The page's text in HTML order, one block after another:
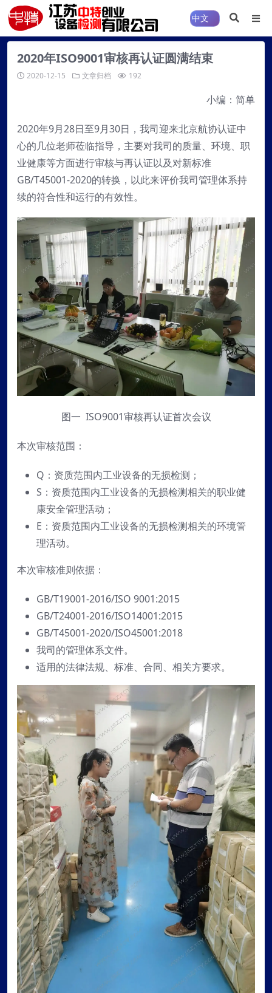
2020年ISO9001审核再认证圆满结束
2020-12-15 文章归档 192
小编：简单
2020年9月28日至9月30日，我司迎来北京航协认证中
心的几位老师莅临指导，主要对我司的质量、环境、职
业健康等方面进行审核与再认证以及对新标准
GB/T45001-2020的转换，以此来评价我司管理体系持
续的符合性和运行的有效性。
图一 ISO9001审核再认证首次会议
本次审核范围：
Q：资质范围内工业设备的无损检测；
S：资质范围内工业设备的无损检测相关的职业健
康安全管理活动；
E：资质范围内工业设备的无损检测相关的环境管
理活动。
本次审核准则依据：
GB/T19001-2016/ISO 9001:2015
GB/T24001-2016/ISO14001:2015
GB/T45001-2020/ISO45001:2018
我司的管理体系文件。
适用的法律法规、标准、合同、相关方要求。